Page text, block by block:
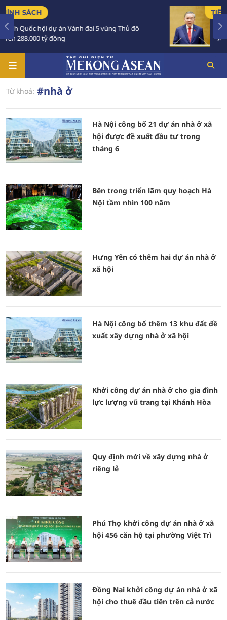
dự án Vành đai 5 vùng Thủ đô
đồng
TIÊU ĐIỂM
Tổng Bí thư,
Australia và New
Từ khoá: #nhà ở
Hà Nội công bố 21 dự án nhà ở xã
hội được đề xuất đầu tư trong
tháng 6
Bên trong triển lãm quy hoạch Hà
Nội tầm nhìn 100 năm
Hưng Yên có thêm hai dự án nhà ở
xã hội
Hà Nội công bố thêm 13 khu đất đề
xuất xây dựng nhà ở xã hội
Khởi công dự án nhà ở cho gia đình
lực lượng vũ trang tại Khánh Hòa
Quy định mới về xây dựng nhà ở
riêng lẻ
Phú Thọ khởi công dự án nhà ở xã
hội 456 căn hộ tại phường Việt Trì
Đồng Nai khởi công dự án nhà ở xã
hội cho thuê đầu tiên trên cả nước